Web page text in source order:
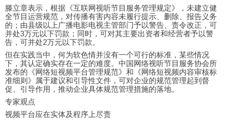
滕立章表示，根据《互联网视听节目服务管理规定》，未建立健
全节目运营规范，对传播有害内容未履行提示、删除、报告义务
的；由县级以上广播电影电视主管部门予以警告、责令改正，可
并处3万元以下罚款；同时，可对其主要出资者和经营者予以警
告，可并处2万元以下罚款。
但在实践当中，何为软色情并没有一个可行的标准，某些情况
下，其认定确实存在一定的难度。中国网络视听节目服务协会所
发布的《网络短视频平台管理规范》和《网络短视频内容审核标
准细则》属于建议和引导性文件，可对企业的规范管理起到督
促、引导作用，推动企业具体规范管理措施的落地。
专家观点
视频平台应在实体及程序上尽责